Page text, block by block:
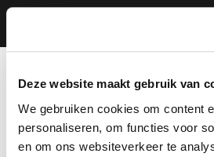
Deze website maakt gebruik van
We gebruiken cookies om content
personaliseren, om functies voor
en om ons websiteverkeer te